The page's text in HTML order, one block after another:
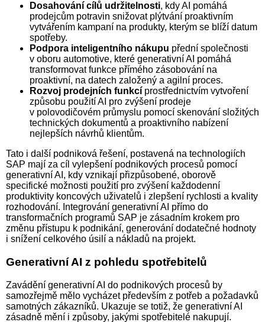
Dosahování cílů udržitelnosti, kdy AI pomáhá
prodejcům potravin snižovat plýtvání proaktivním
vytvářením kampaní na produkty, kterým se blíží datum
spotřeby.
Podpora inteligentního nákupu přední společnosti
v oboru automotive, které generativní AI pomáhá
transformovat funkce přímého zásobování na
proaktivní, na datech založený a agilní proces.
Rozvoj prodejních funkcí prostřednictvím vytvoření
způsobu použití AI pro zvýšení prodeje
v polovodičovém průmyslu pomocí skenování složitých
technických dokumentů a proaktivního nabízení
nejlepších návrhů klientům.
Tato i další podniková řešení, postavená na technologiích
SAP mají za cíl vylepšení podnikových procesů pomocí
generativní AI, kdy vznikají přizpůsobené, oborově
specifické možnosti použití pro zvýšení každodenní
produktivity koncových uživatelů i zlepšení rychlosti a kvality
rozhodování. Integrování generativní AI přímo do
transformačních programů SAP je zásadním krokem pro
změnu přístupu k podnikání, generování dodatečné hodnoty
i snížení celkového úsilí a nákladů na projekt.
Generativní AI z pohledu spotřebitelů
Zavádění generativní AI do podnikových procesů by
samozřejmě mělo vycházet především z potřeb a požadavků
samotných zákazníků. Ukazuje se totiž, že generativní AI
zásadně mění i způsoby, jakými spotřebitelé nakupují.